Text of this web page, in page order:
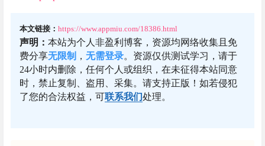
本文链接： https://www.appmiu.com/18386.html
声明： 本站为个人非盈利博客，资源均网络收集且免
费分享无限制 ， 无需登录。资源仅供测试学习，请于
24小时内删除，任何个人或组织，在未征得本站同意
时，禁止复制、盗用、采集。请支持正版！如若侵犯
了您的合法权益，可联系我们处理。